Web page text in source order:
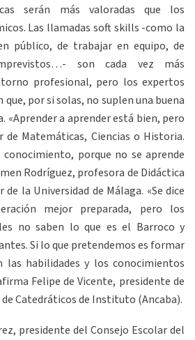
serán más valoradas que los
Las llamadas soft skills -como la
público, de trabajar en equipo, de
son cada vez más
profesional, pero los expertos
por si solas, no suplen una buena
«Aprender a aprender está bien, pero
de Matemáticas, Ciencias o Historia.
porque no se aprende
Rodríguez, profesora de Didáctica
la Universidad de Málaga. «Se dice
mejor preparada, pero los
no saben lo que es el Barroco y
Si lo que pretendemos es formar
las habilidades y los conocimientos
Felipe de Vicente, presidente de
Catedráticos de Instituto (Ancaba).
presidente del Consejo Escolar del